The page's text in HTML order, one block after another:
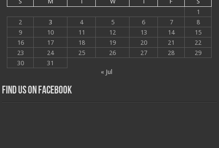
1
2
3 4 5 6 7
8
9
10 11 12 13 14
15
16
17 18 19 20 21
22
23
24 25 26 27 28
29
30
31
« Jul
Find us on Facebook